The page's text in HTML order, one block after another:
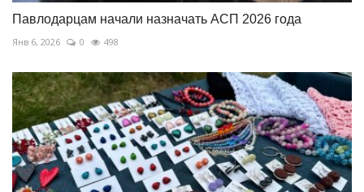
Павлодарцам начали назначать АСП 2026 года
Янв 6, 2026 0 498